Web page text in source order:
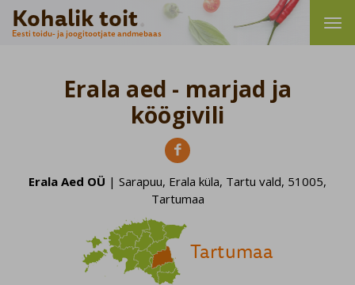
Kohalik toit
Eesti toidu- ja joogitootjate andmebaas
Erala aed - marjad ja
köögivili

Erala Aed OÜ | Sarapuu, Erala küla, Tartu vald, 51005,
Tartumaa
Tartumaa